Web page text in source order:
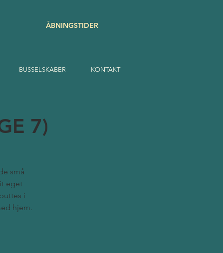
ÅBNINGSTIDER
BUSSELSKABER KONTAKT
7)
små
eget
i
hjem.